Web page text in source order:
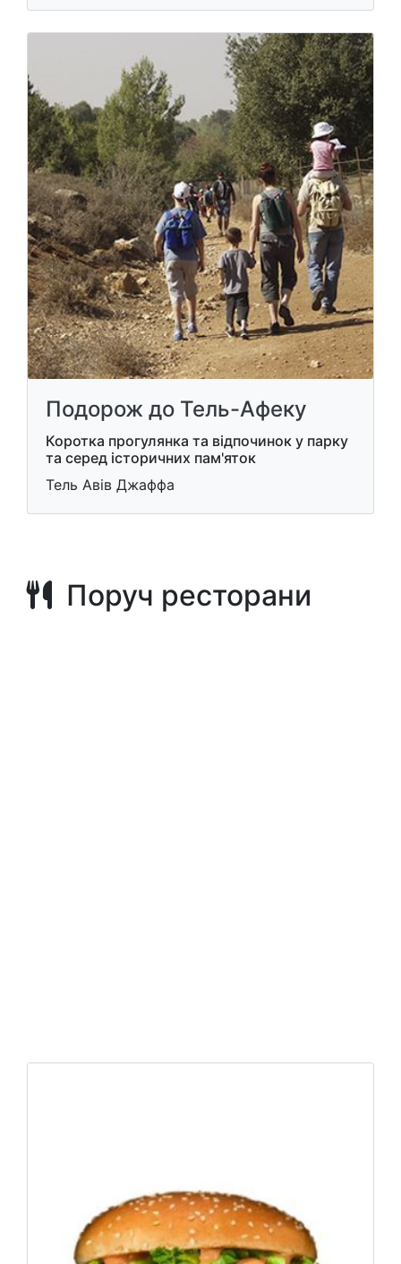
Подорож до Тель-Афеку
Коротка прогулянка та відпочинок у парку
та серед історичних пам'яток
Тель Авів Джаффа
Поруч ресторани